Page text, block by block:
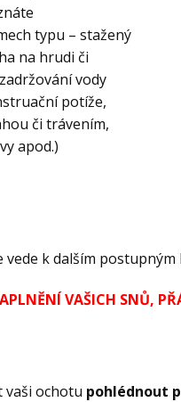
typu – stažený
na hrudi či
vody
potíže,
či trávením,
apod.)
vede k dalším
VAŠICH SNŮ,
vaši ochotu pohlédnout